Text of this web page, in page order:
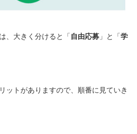
、大きく分けると「 自由応募 」と「学
ットがありますので、順番に見ていき